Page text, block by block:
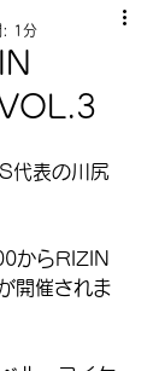
: 1分
代表の川尻
からRIZIN
開催されま